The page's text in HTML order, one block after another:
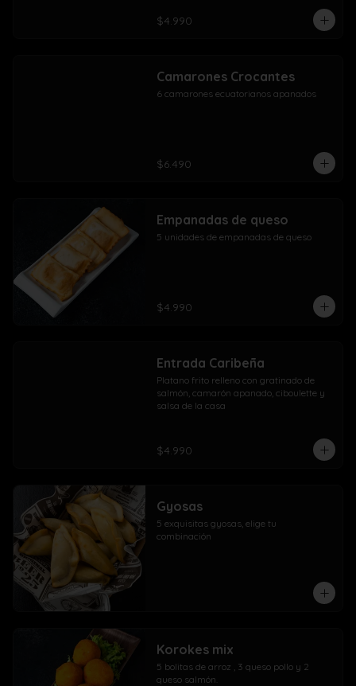
$4.990
Camarones Crocantes
6 camarones ecuatorianos apanados
$6.490
Empanadas de queso
5 unidades de empanadas de queso
$4.990
Entrada Caribeña
Platano frito relleno con gratinado de
salmón, camarón apanado, ciboulette y
salsa de la casa
$4.990
Gyosas
5 exquisitas gyosas, elige tu
combinación
Korokes mix
5 bolitas de arroz , 3 queso pollo y 2
queso salmón.